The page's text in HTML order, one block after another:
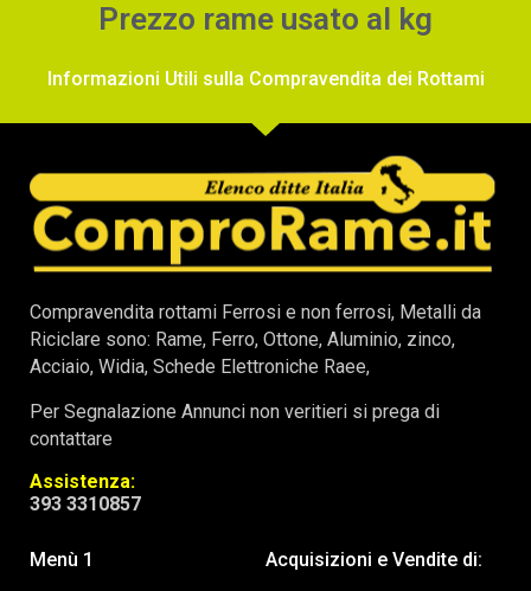
Prezzo rame usato al kg
Informazioni Utili sulla Compravendita dei Rottami
Compravendita rottami Ferrosi e non ferrosi, Metalli da
Riciclare sono: Rame, Ferro, Ottone, Aluminio, zinco,
Acciaio, Widia, Schede Elettroniche Raee,
Per Segnalazione Annunci non veritieri si prega di
contattare
Assistenza:
393 3310857
Menù 1
Acquisizioni e Vendite di: